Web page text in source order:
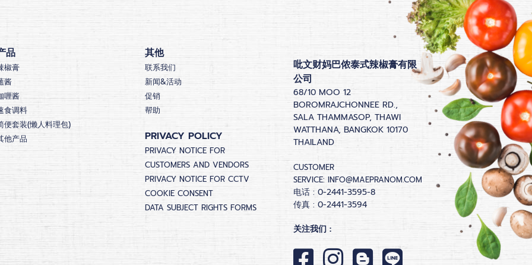
品
椒膏
酱
喱酱
食调料
便套装(懒人料理包)
他产品
其他
联系我们
新闻&活动
促销
帮助
PRIVACY POLICY
PRIVACY NOTICE FOR
CUSTOMERS AND VENDORS
PRIVACY NOTICE FOR CCTV
COOKIE CONSENT
DATA SUBJECT RIGHTS FORMS
吡文财妈巴侬泰式辣椒膏有限
公司
68/10 MOO 12
BOROMRAJCHONNEE RD.,
SALA THAMMASOP, THAWI
WATTHANA, BANGKOK 10170
THAILAND
CUSTOMER
SERVICE: INFO@MAEPRANOM.COM
电话 : 0-2441-3595-8
传真 : 0-2441-3594
关注我们 :